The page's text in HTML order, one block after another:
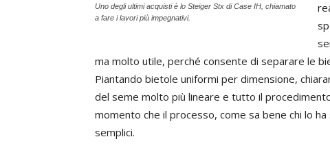
Uno degli ultimi acquisti è lo Steiger Stx di Case IH, chiamato
a fare i lavori più impegnativi.
ma molto utile, perché consente di separare le
Piantando bietole uniformi per dimensione,
del seme molto più lineare e tutto il
momento che il processo, come sa bene chi lo
semplici.